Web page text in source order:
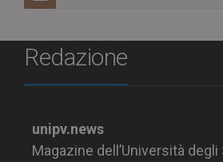
Redazione
unipv.news
Magazine dell’Università degli